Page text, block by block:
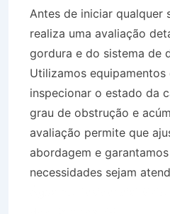
Antes de iniciar qualquer
realiza uma avaliação
gordura e do sistema de
Utilizamos
inspecionar o estado da
grau de obstrução e
avaliação permite que
abordagem e
necessidades sejam